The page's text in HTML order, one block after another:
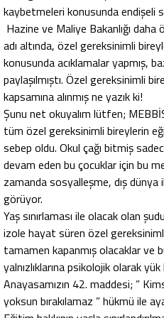
kaybetmeleri konusunda endişeli
Hazine ve Maliye Bakanlığı
adı altında, özel gereksinimli
konusunda acıklamalar yapmış,
paylaşılmıştı. Özel gereksinimli
kapsamına alınmış ne yazık ki!
Şunu net okuyalım lütfen;
tüm özel gereksinimli bireylerin
sebep oldu. Okul çağı bitmiş
devam eden bu çocuklar için bu
zamanda sosyalleşme, dış
görüyor.
Yaş sınırlaması ile olacak olan
izole hayat süren özel
tamamen kapanmış olacaklar ve
yalnızlıklarına psikolojik olarak
Anayasamızın 42. maddesi; ”
yoksun bırakılamaz ” hükmü ile